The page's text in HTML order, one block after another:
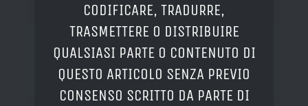
CODIFICARE, TRADURRE,
TRASMETTERE O DISTRIBUIRE
QUALSIASI PARTE O CONTENUTO DI
QUESTO ARTICOLO SENZA PREVIO
CONSENSO SCRITTO DA PARTE DI